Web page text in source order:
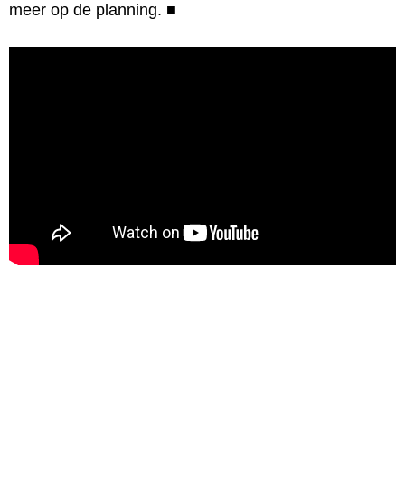
meer op de planning. ■